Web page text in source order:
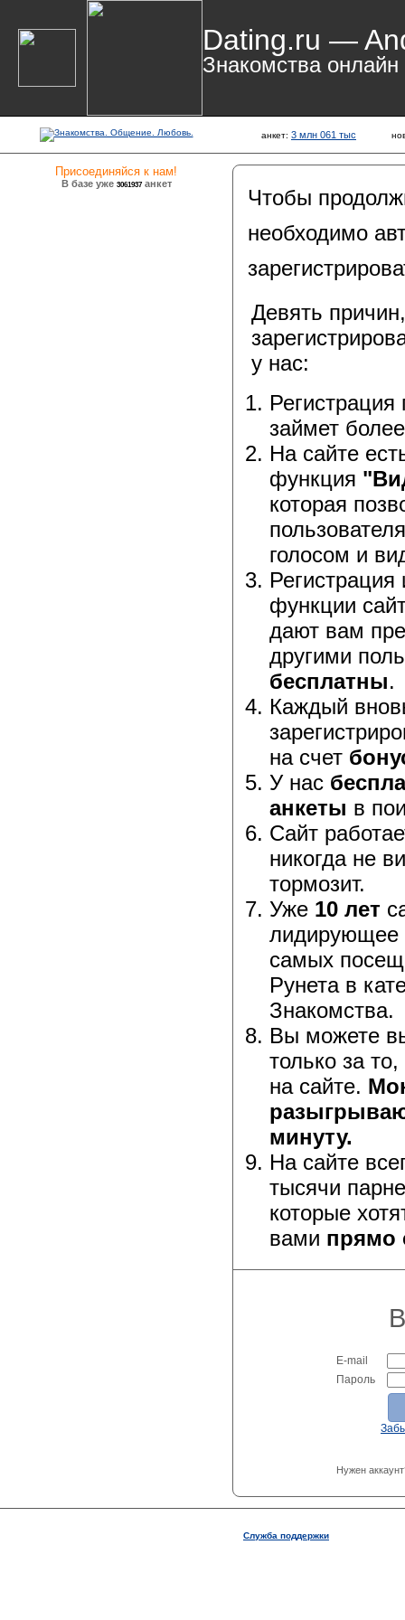
Dating.ru —
Знакомства онлайн
анкет: 3 млн 061 тыс
Присоединяйся к нам!
В базе уже 3061937анкет
Чтобы
необходимо
Девять
у нас:
Регистрация
займет
На сайте
функция
которая
голосом и
функции
дают вам
другими
бесплатны.
Каждый
на счет
У нас
анкеты в
Сайт
никогда не
тормозит.
Уже 10 лет
лидирующее
самых
Рунета в
Знакомства.
Вы можете
только за
на сайте.
минуту.
На сайте
тысячи
которые
вами прямо
E-mail
Пароль
Нужен
Служба поддержки